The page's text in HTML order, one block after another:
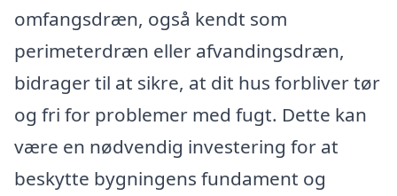
omfangsdræn, også kendt som
perimeterdræn eller afvandingsdræn,
bidrager til at sikre, at dit hus forbliver tør
og fri for problemer med fugt. Dette kan
være en nødvendig investering for at
beskytte bygningens fundament og